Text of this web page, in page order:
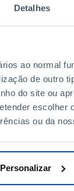
Detalhes
ao normal
de outro
do site ou
escolher
ou da
Personalizar